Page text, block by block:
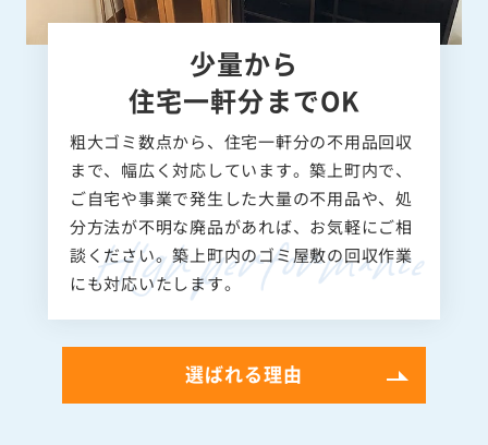
少量から
住宅一軒分までOK
粗大ゴミ数点から、住宅一軒分の不用品回収
まで、幅広く対応しています。築上町内で、
ご自宅や事業で発生した大量の不用品や、処
分方法が不明な廃品があれば、お気軽にご相
談ください。築上町内のゴミ屋敷の回収作業
にも対応いたします。
選ばれる理由